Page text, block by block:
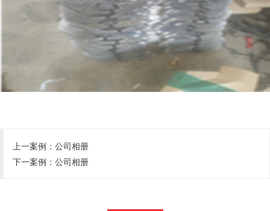
上一案例： 公司相册
下一案例： 公司相册